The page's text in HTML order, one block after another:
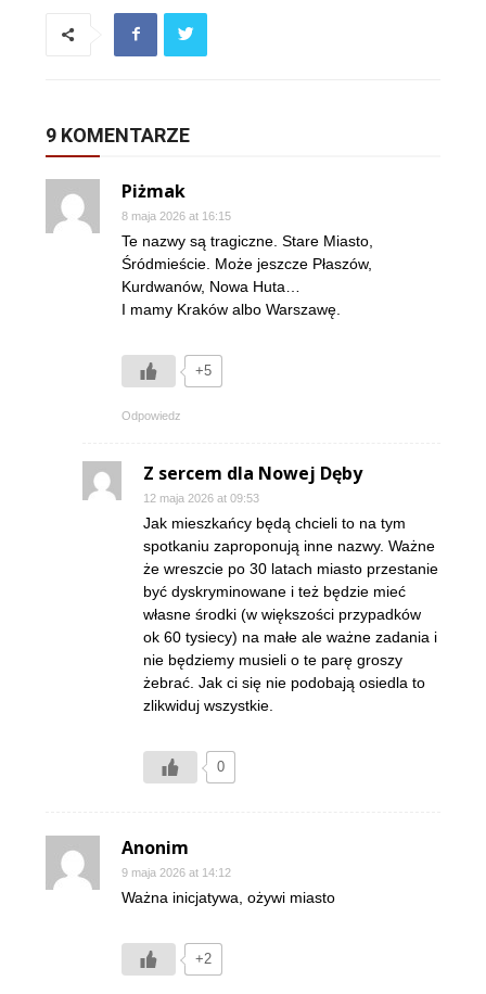
9 KOMENTARZE
Piżmak
8 maja 2026 at 16:15
Te nazwy są tragiczne. Stare Miasto,
Śródmieście. Może jeszcze Płaszów,
Kurdwanów, Nowa Huta…
I mamy Kraków albo Warszawę.
+5
Odpowiedz
Z sercem dla Nowej Dęby
12 maja 2026 at 09:53
Jak mieszkańcy będą chcieli to na tym
spotkaniu zaproponują inne nazwy. Ważne
że wreszcie po 30 latach miasto przestanie
być dyskryminowane i też będzie mieć
własne środki (w większości przypadków
ok 60 tysiecy) na małe ale ważne zadania i
nie będziemy musieli o te parę groszy
żebrać. Jak ci się nie podobają osiedla to
zlikwiduj wszystkie.
0
Anonim
9 maja 2026 at 14:12
Ważna inicjatywa, ożywi miasto
+2